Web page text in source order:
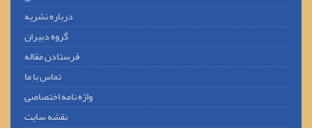
درباره نشریه
گروه دبیران
فرستادن مقاله
تماس با ما
واژه نامه اختصاصی
نقشه سایت